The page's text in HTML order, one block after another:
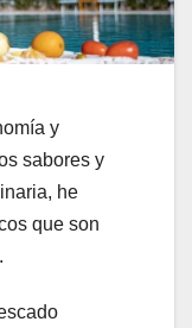
y
sabores y
he
que son